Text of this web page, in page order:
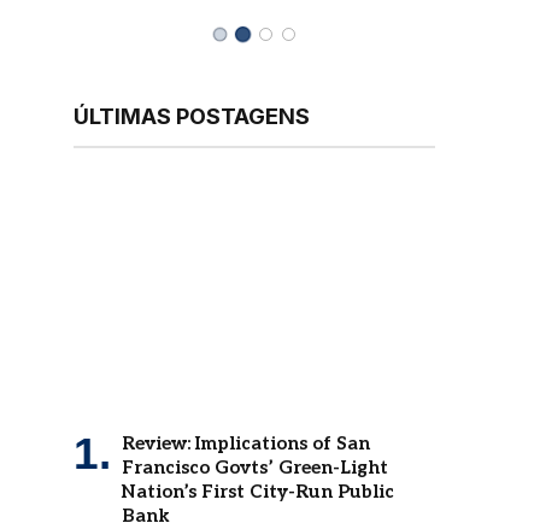
ÚLTIMAS POSTAGENS
Review: Implications of San
Francisco Govts’ Green-Light
Nation’s First City-Run Public
Bank